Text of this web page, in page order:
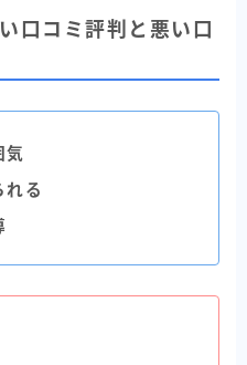
口コミ評判と悪い口
気
れる